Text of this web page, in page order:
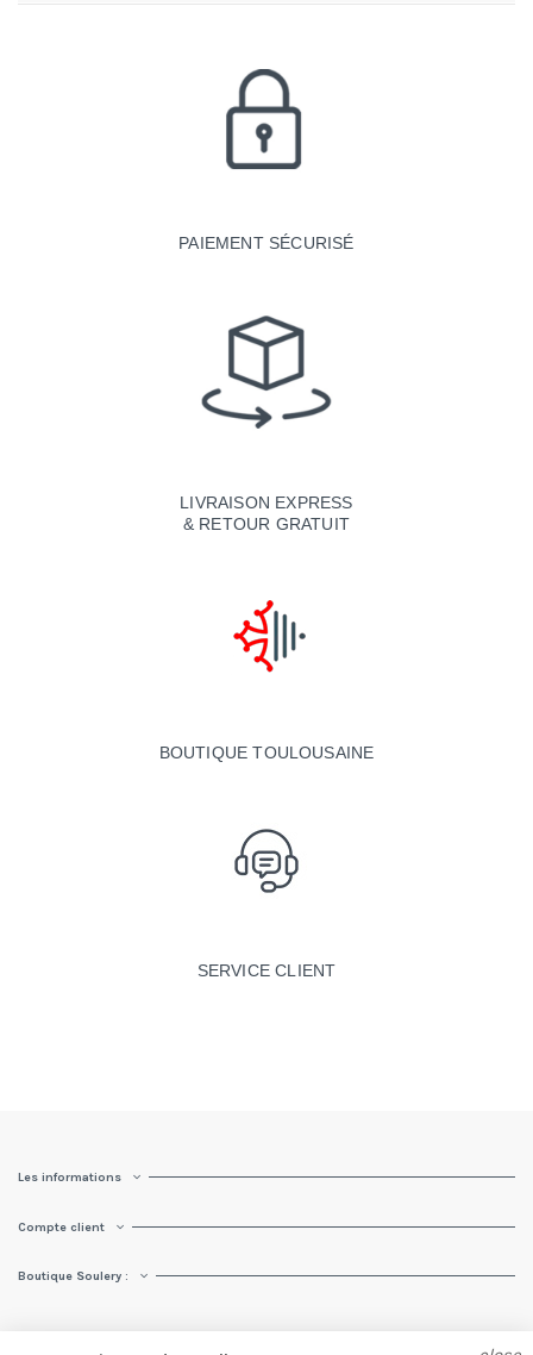
PAIEMENT SÉCURISÉ
LIVRAISON EXPRESS
& RETOUR GRATUIT
BOUTIQUE TOULOUSAINE
SERVICE CLIENT
Les informations
Compte client
Boutique Soulery :